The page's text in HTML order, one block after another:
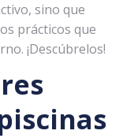
sino que
prácticos que
¡Descúbrelos!